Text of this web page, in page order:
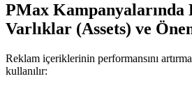
PMax Kampanyalarında
Varlıklar (Assets) ve
Reklam içeriklerinin performansını
kullanılır: